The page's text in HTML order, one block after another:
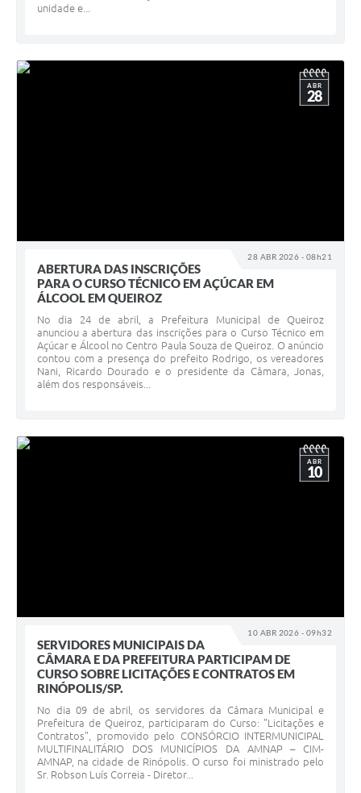
unidade e...
28 ABR 2026 - 08h21
ABR
28
ABERTURA DAS INSCRIÇÕES
PARA O CURSO TÉCNICO EM AÇÚCAR EM
ÁLCOOL EM QUEIROZ
No dia 24 de abril, a Prefeitura Municipal de Queiroz
anunciou a abertura das inscrições para o Curso Técnico em
Açúcar e Álcool no Centro Paula Souza de Queiroz. O anúncio
contou com a presença do prefeito Rodrigo, os vereadores
Nani, Ricardo Dourado e o presidente da Câmara, Jonas,
além dos responsáveis...
10 ABR 2026 - 09h32
ABR
10
SERVIDORES MUNICIPAIS DA
CÂMARA E DA PREFEITURA PARTICIPAM DE
CURSO SOBRE LICITAÇÕES E CONTRATOS EM
RINÓPOLIS/SP.
No dia 09 de abril, os servidores da Câmara Municipal e
Prefeitura de Queiroz, participaram do Curso: "Licitações e
Contratos", promovido pelo CONSÓRCIO INTERMUNICIPAL
MULTIFINALITÁRIO DOS MUNICÍPIOS DA AMNAP – CIM-
AMNAP, na cidade de Rinópolis. O curso foi ministrado pelo
Sr. Robson Luís Correia - Diretor...